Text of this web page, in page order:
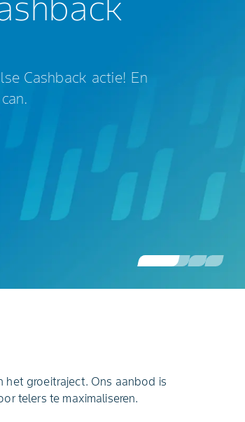
Cashback actie! En
het groeitraject. Ons aanbod is
telers te maximaliseren.